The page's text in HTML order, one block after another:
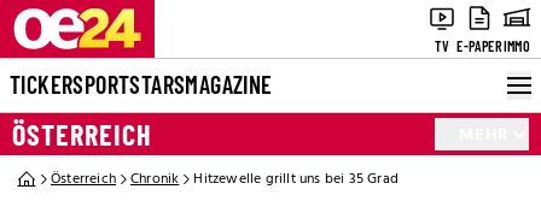
TV E-PAPERIMMO
TICKERSPORTSTARSMAGAZINE
ÖSTERREICH
Österreich Chronik Hitzewelle grillt uns bei 35 Grad